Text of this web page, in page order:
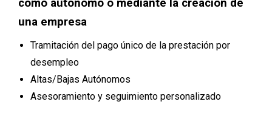
como autónomo o mediante la creación de
una empresa
Tramitación del pago único de la prestación por
desempleo
Altas/Bajas Autónomos
Asesoramiento y seguimiento personalizado